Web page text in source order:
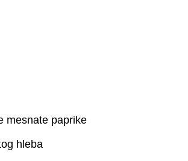
mesnate paprike
hleba